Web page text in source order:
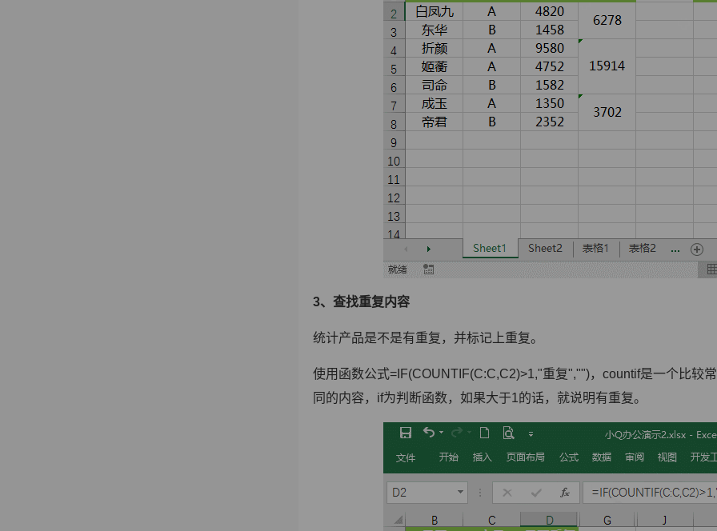
3、查找重复内容
统计产品是不是有重复，并标记上重复。
使用函数公式=IF(COUNTIF(C:C,C2)>1,"重复","")，countif是一个比较
同的内容，if为判断函数，如果大于1的话，就说明有重复。